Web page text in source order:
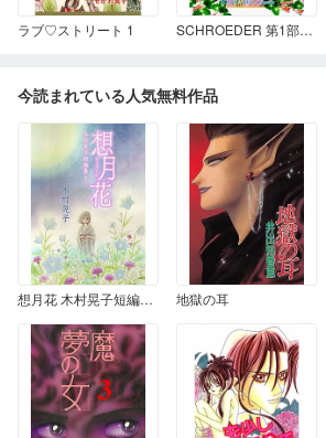
ラブ♡ストリート 1 SCHROEDER 第1部―Revenger Shadow－ 1
今読まれている人気無料作品
想月花 木村晃子短編集 3 地獄の耳